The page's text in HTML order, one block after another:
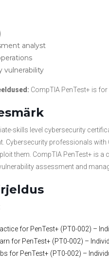
analyst
vulnerability
CompTIA PenTest+ is
skills level cybersecurity
Cybersecurity professionals
them. CompTIA PenTest+ is
assessment and
for PenTest+ (PT0-002) –
for PenTest+ (PT0-002) –
for PenTest+ (PT0-002) –